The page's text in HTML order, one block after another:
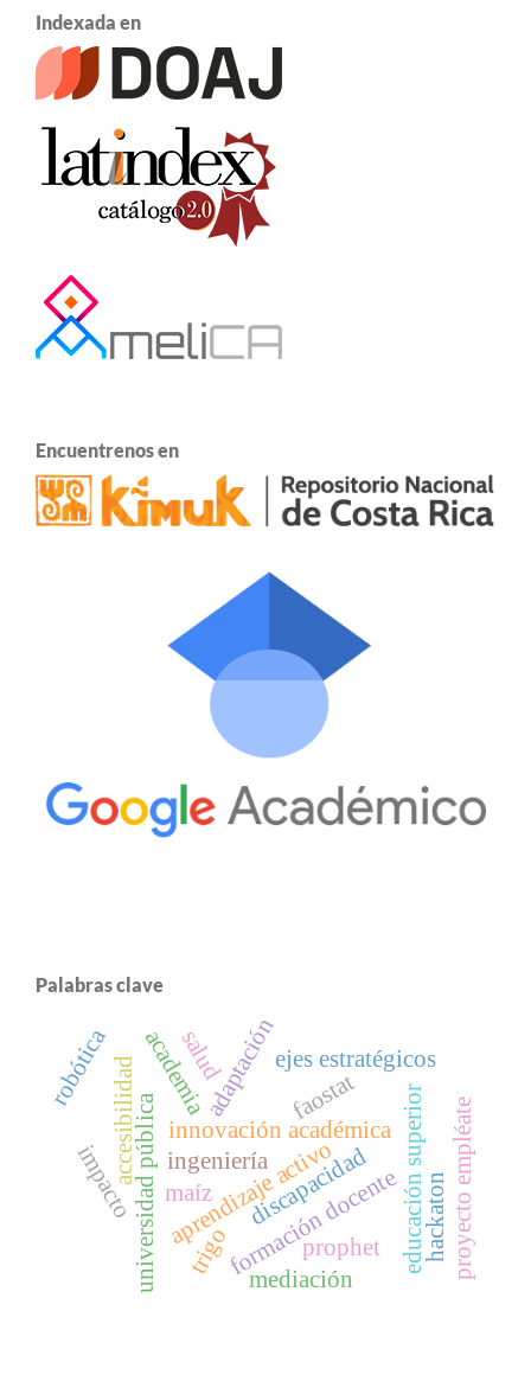
Indexada en
Encuentrenos en
Palabras clave
innovación académica
universidad pública discapacidad
accesibilidad educación superior
formación docente
aprendizaje activo
mediación
adaptaciónejes estratégicos
ingeniería
impacto
academia
prophet
faostat
maíz
trigo hackaton
robótica
proyecto empléate
salud